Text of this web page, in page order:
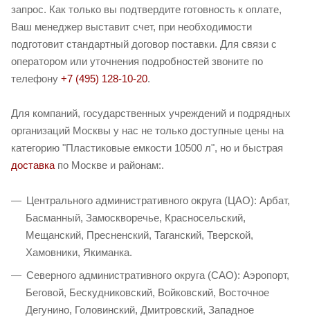
запрос. Как только вы подтвердите готовность к оплате,
Ваш менеджер выставит счет, при необходимости
подготовит стандартный договор поставки. Для связи с
оператором или уточнения подробностей звоните по
телефону +7 (495) 128-10-20.
Для компаний, государственных учреждений и подрядных
организаций Москвы у нас не только доступные цены на
категорию "Пластиковые емкости 10500 л", но и быстрая
доставка по Москве и районам:.
Центрального административного округа (ЦАО): Арбат,
Басманный, Замоскворечье, Красносельский,
Мещанский, Пресненский, Таганский, Тверской,
Хамовники, Якиманка.
Северного административного округа (САО): Аэропорт,
Беговой, Бескудниковский, Войковский, Восточное
Дегунино, Головинский, Дмитровский, Западное